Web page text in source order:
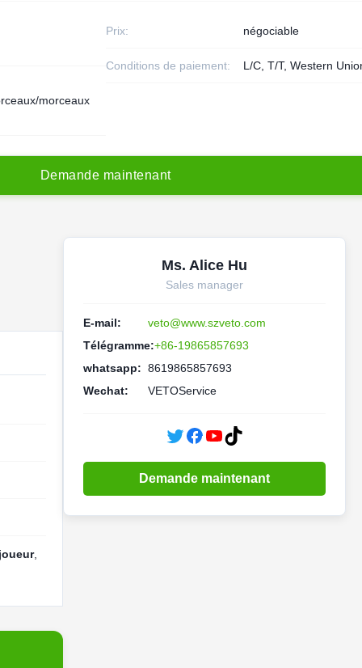
Prix: négociable
Conditions de paiement: L/C, T/T, Western
morceaux
Demande maintenant
,
Ms. Alice Hu
Sales manager
E-mail:
veto@www.szveto.com
Télégramme:+86-19865857693
whatsapp: 8619865857693
Wechat:
VETOService
Demande maintenant